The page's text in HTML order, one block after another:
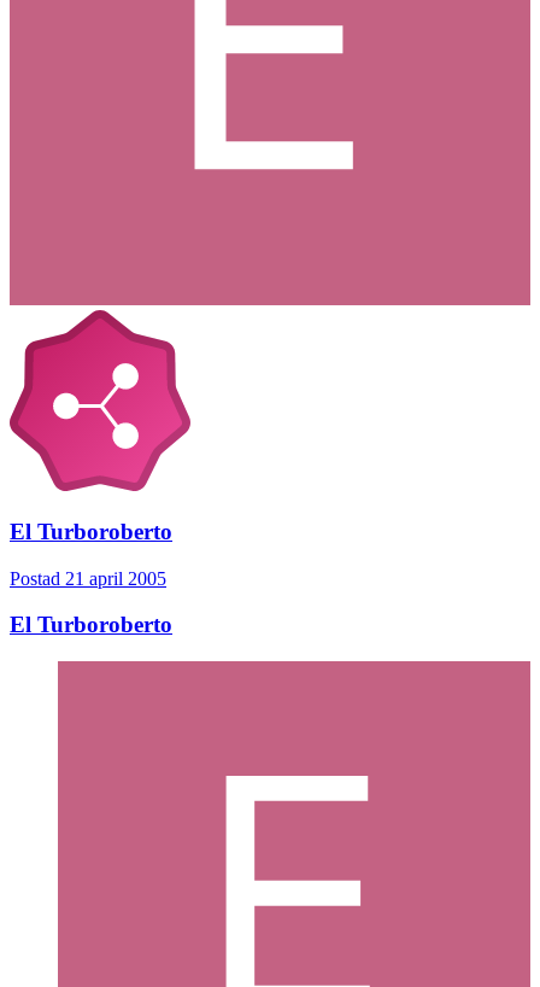
El Turboroberto
Postad 21 april 2005
El Turboroberto